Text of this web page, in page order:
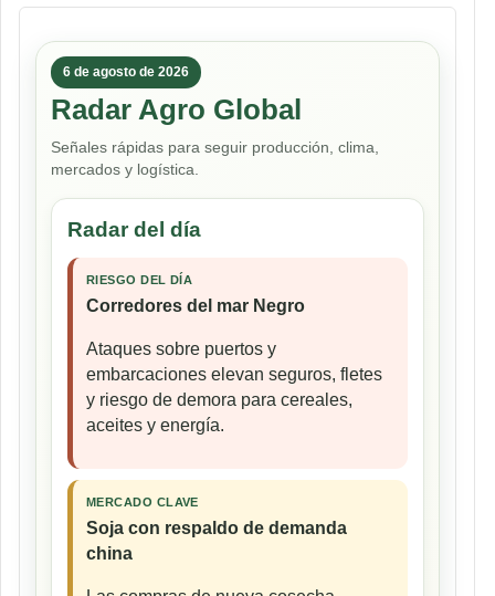
6 de agosto de 2026
Radar Agro Global
Señales rápidas para seguir producción, clima,
mercados y logística.
Radar del día
RIESGO DEL DÍA
Corredores del mar Negro
Ataques sobre puertos y
embarcaciones elevan seguros, fletes
y riesgo de demora para cereales,
aceites y energía.
MERCADO CLAVE
Soja con respaldo de demanda
china